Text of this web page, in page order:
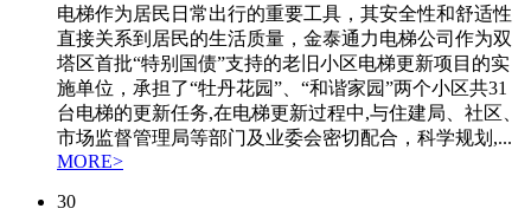
电梯作为居民日常出行的重要工具，其安全性和舒适性
直接关系到居民的生活质量，金泰通力电梯公司作为双
塔区首批“特别国债”支持的老旧小区电梯更新项目的实
施单位，承担了“牡丹花园”、“和谐家园”两个小区共31
台电梯的更新任务,在电梯更新过程中,与住建局、社区、
市场监督管理局等部门及业委会密切配合，科学规划,...
MORE>
30